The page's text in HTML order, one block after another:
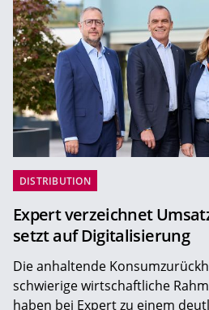
DISTRIBUTION
Expert verzeichnet
setzt auf Digitalisierung
Die anhaltende
schwierige wirtschaftliche
haben bei Expert zu einem